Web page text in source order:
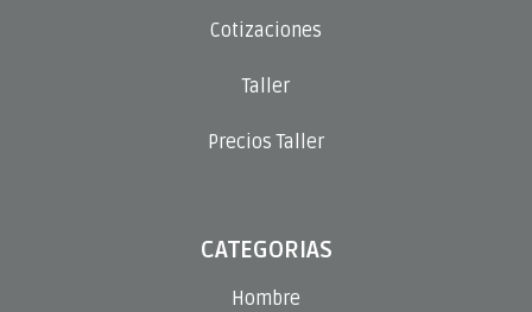
Cotizaciones
Taller
Precios Taller
CATEGORIAS
Hombre